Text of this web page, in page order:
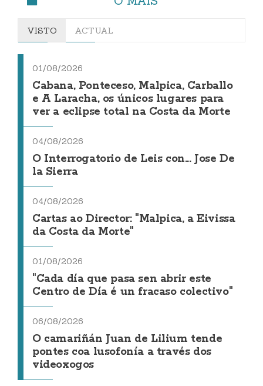
VISTO ACTUAL
01/08/2026
Cabana, Ponteceso, Malpica, Carballo
e A Laracha, os únicos lugares para
ver a eclipse total na Costa da Morte
04/08/2026
O Interrogatorio de Leis con... Jose De
la Sierra
04/08/2026
Cartas ao Director: "Malpica, a Eivissa
da Costa da Morte"
01/08/2026
"Cada día que pasa sen abrir este
Centro de Día é un fracaso colectivo"
06/08/2026
O camariñán Juan de Lilium tende
pontes coa lusofonía a través dos
videoxogos